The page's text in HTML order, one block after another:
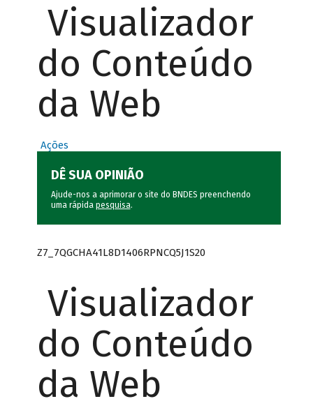
Visualizador
do Conteúdo
da Web
Ações
DÊ SUA OPINIÃO
Ajude-nos a aprimorar o site do BNDES preenchendo
uma rápida pesquisa.
Z7_7QGCHA41L8D1406RPNCQ5J1S20
Visualizador
do Conteúdo
da Web